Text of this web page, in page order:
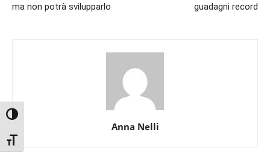
Attiva/disattiva alto contrasto
Attiva/disattiva dimensione testo
ma non potrà svilupparlo
guadagni record
Anna Nelli